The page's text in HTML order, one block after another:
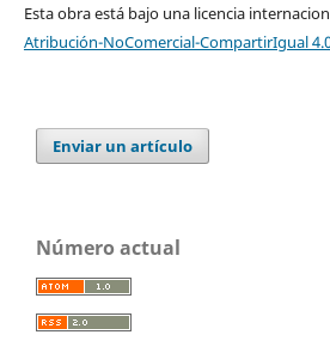
Esta obra está bajo una licencia
Atribución-NoComercial-CompartirIgual
Enviar un artículo
Número actual